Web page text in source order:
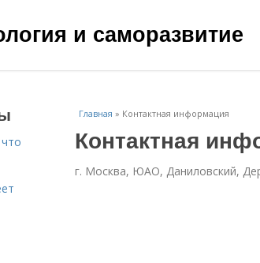
и саморазвитие
Главная » Контактная информация
Контактная
г. Москва, ЮАО, Даниловский,